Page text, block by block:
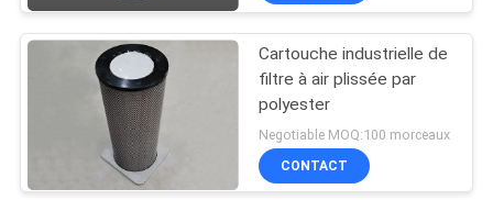
Cartouche industrielle de
filtre à air plissée par
polyester
Negotiable MOQ:100 morceaux
CONTACT